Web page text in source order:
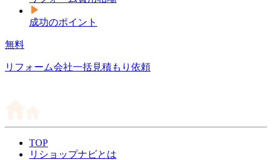
成功のポイント
無料
リフォーム会社一括見積もり依頼
TOP
リショップナビとは